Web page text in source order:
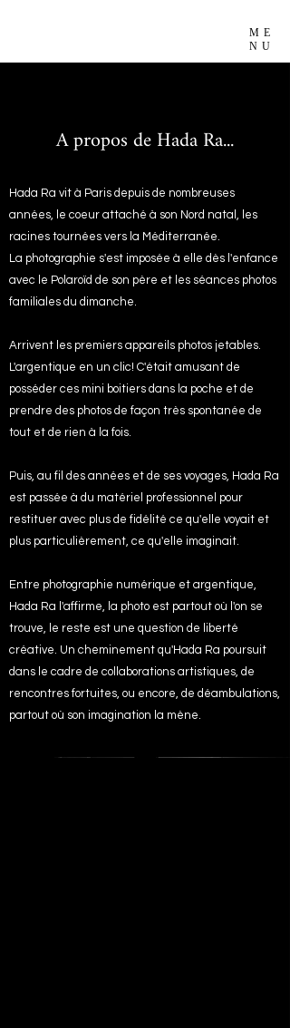
ME
NU
A propos de Hada Ra...
Hada Ra vit à Paris depuis de nombreuses
années, le coeur attaché à son Nord natal, les
racines tournées vers la Méditerranée.
La photographie s'est imposée à elle dès l'enfance
avec le Polaroïd de son père et les séances photos
familiales du dimanche.
Arrivent les premiers appareils photos jetables.
L'argentique en un clic! C'était amusant de
posséder ces mini boitiers dans la poche et de
prendre des photos de façon très spontanée de
tout et de rien à la fois.
Puis, au fil des années et de ses voyages, Hada Ra
est passée à du matériel professionnel pour
restituer avec plus de fidélité ce qu'elle voyait et
plus particulièrement, ce qu'elle imaginait.
Entre photographie numérique et argentique,
Hada Ra l'affirme, la photo est partout où l'on se
trouve, le reste est une question de liberté
créative. Un cheminement qu'Hada Ra poursuit
dans le cadre de collaborations artistiques, de
rencontres fortuites, ou encore, de déambulations,
partout où son imagination la mène.